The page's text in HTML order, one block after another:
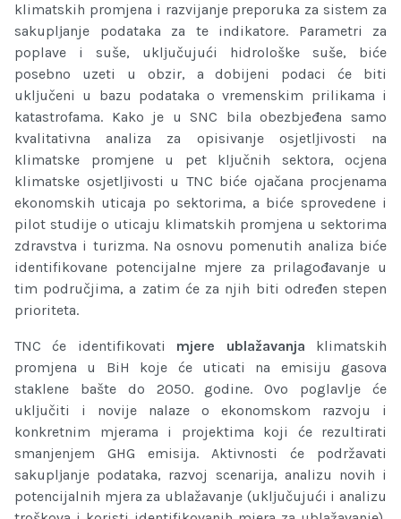
klimatskih promjena i razvijanje preporuka za sistem za
sakuplјanje podataka za te indikatore. Parametri za
poplave i suše, uklјučujući hidrološke suše, biće
posebno uzeti u obzir, a dobijeni podaci će biti
uklјučeni u bazu podataka o vremenskim prilikama i
katastrofama. Kako je u SNC bila obezbjeđena samo
kvalitativna analiza za opisivanje osjetlјivosti na
klimatske promjene u pet klјučnih sektora, ocjena
klimatske osjetlјivosti u TNC biće ojačana procjenama
ekonomskih uticaja po sektorima, a biće sprovedene i
pilot studije o uticaju klimatskih promjena u sektorima
zdravstva i turizma. Na osnovu pomenutih analiza biće
identifikovane potencijalne mjere za prilagođavanje u
tim područjima, a zatim će za njih biti određen stepen
prioriteta.
TNC će identifikovati mjere ublažavanja klimatskih
promjena u BiH koje će uticati na emisiju gasova
staklene bašte do 2050. godine. Ovo poglavlje će
uklјučiti i novije nalaze o ekonomskom razvoju i
konkretnim mjerama i projektima koji će rezultirati
smanjenjem GHG emisija. Aktivnosti će podržavati
sakuplјanje podataka, razvoj scenarija, analizu novih i
potencijalnih mjera za ublažavanje (uklјučujući i analizu